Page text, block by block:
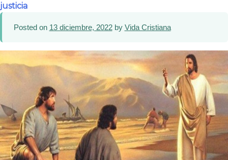
justicia
Posted on 13 diciembre, 2022by Vida Cristiana